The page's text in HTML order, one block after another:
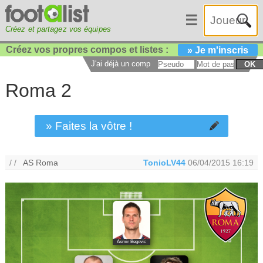
Créez et partagez vos équipes
☰
Créez vos propres compos et listes : » Je m'inscris
J'ai déjà un compte : OK
Roma 2
» Faites la vôtre !
/ /AS Roma TonioLV44 06/04/2015 16:19
Asmir Begovic